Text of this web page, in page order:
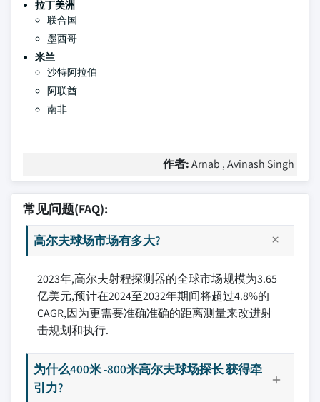
拉丁美洲
联合国
墨西哥
米兰
沙特阿拉伯
阿联酋
南非
作者:Arnab , Avinash Singh
常见问题(FAQ):
高尔夫球场市场有多大?
2023年,高尔夫射程探测器的全球市场规模为3.65
亿美元,预计在2024至2032年期间将超过4.8%的
CAGR,因为更需要准确准确的距离测量来改进射
击规划和执行.
为什么400米 -800米高尔夫球场探长 获得牵
引力?